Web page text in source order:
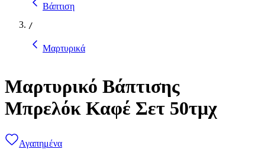
Βάπτιση
/
Μαρτυρικά
Μαρτυρικό Βάπτισης
Μπρελόκ Καφέ Σετ 50τμχ
Αγαπημένα